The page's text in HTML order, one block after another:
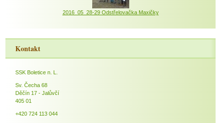
2016_05_28-29 Odstřelovačka Maxičky
Kontakt
SSK Boletice n. L.
Sv. Čecha 68
Děčín 17 - Jalůvčí
405 01
+420 724 113 044